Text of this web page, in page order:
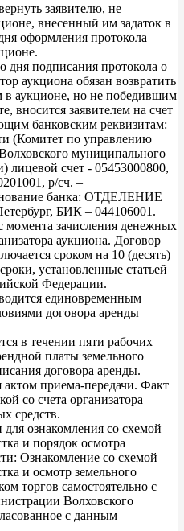
заявителю, не
внесенный им задаток в
оформления протокола
дня подписания протокола о
аукциона обязан возвратить
в аукционе, но не победившим
вносится заявителем на счет
банковским реквизитам:
(Комитет по управлению
муниципального
лицевой счет - 05453000800,
р/сч. –
банка: ОТДЕЛЕНИЕ
БИК – 044106001.
момента зачисления денежных
аукциона. Договор
сроком на 10 (десять)
установленные статьей
Федерации.
единовременным
договора аренды
в течении пяти рабочих
платы земельного
договора аренды.
актом приема-передачи. Факт
со счета организатора
средств.
ознакомления со схемой
и порядок осмотра
Ознакомление со схемой
и осмотр земельного
торгов самостоятельно с
Волховского
с данным